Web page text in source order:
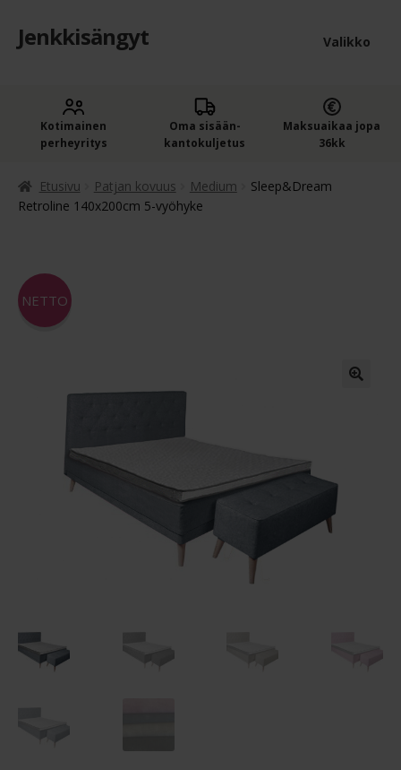
Siirry
navigointiin
Siirry
sisältöön
Jenkkisängyt Valikko
Jenkkisängyt
Oheistuotteet
Kassa
Jenkkisängyn ostajan opas
Blogi – Jenkkisänky
Kotimainen
perheyritys
Oma sisään­
kantokuljetus
Maksuaikaa jopa
36kk
Etusivu Patjan kovuus Medium
Sleep&Dream
Retroline 140x200cm 5-vyöhyke
NETTO